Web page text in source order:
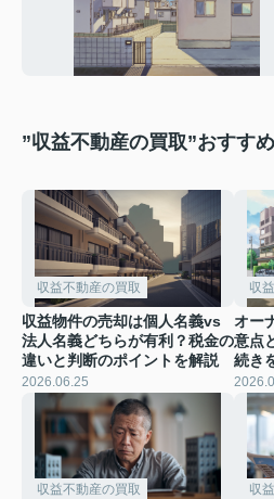
”収益不動産の買取”おすす
収益不動産の買取
収益物件の売却は個人名義vs
法人名義どちらが有利？税金の
違いと判断のポイントを解説
2026.06.25
収
オー
意点
続き
収益不動産の買取 収